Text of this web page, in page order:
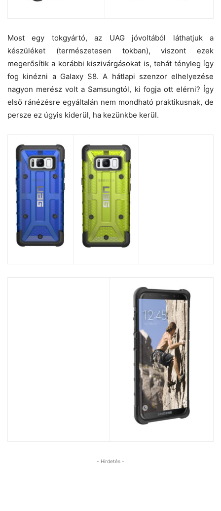
Most egy tokgyártó, az UAG jóvoltából láthatjuk a
készüléket (természetesen tokban), viszont ezek
megerősítik a korábbi kiszivárgásokat is, tehát tényleg így
fog kinézni a Galaxy S8. A hátlapi szenzor elhelyezése
nagyon merész volt a Samsungtól, ki fogja ott elérni? Így
első ránézésre egyáltalán nem mondható praktikusnak, de
persze ez úgyis kiderül, ha kezünkbe kerül.
- Hirdetés -